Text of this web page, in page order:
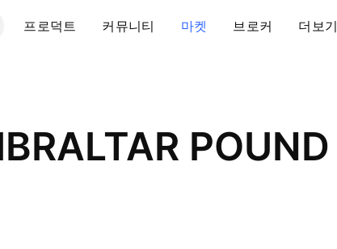
프로덕트 커뮤니티 마켓 브로커 더보기
POUND